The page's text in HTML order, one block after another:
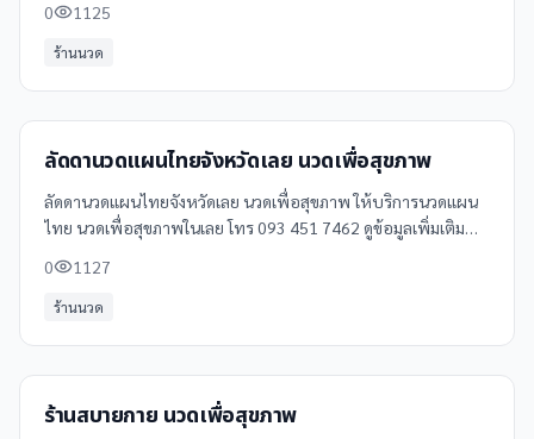
0
1125
ร้านนวด
ลัดดานวดแผนไทยจังหวัดเลย นวดเพื่อสุขภาพ
ลัดดานวดแผนไทยจังหวัดเลย นวดเพื่อสุขภาพ ให้บริการนวดแผน
ไทย นวดเพื่อสุขภาพในเลย โทร 093 451 7462 ดูข้อมูลเพิ่มเติม
0 1127
ร้านนวด
ร้านสบายกาย นวดเพื่อสุขภาพ